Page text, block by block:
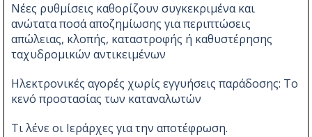
Νέες ρυθμίσεις καθορίζουν συγκεκριμένα και
ανώτατα ποσά αποζημίωσης για περιπτώσεις
απώλειας, κλοπής, καταστροφής ή καθυστέρησης
ταχυδρομικών αντικειμένων
Ηλεκτρονικές αγορές χωρίς εγγυήσεις παράδοσης: Το
κενό προστασίας των καταναλωτών
Τι λένε οι Ιεράρχες για την αποτέφρωση.